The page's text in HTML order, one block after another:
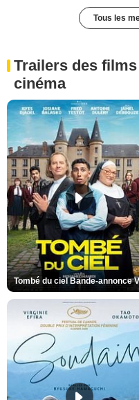
Tous les
Trailers des
cinéma
Tombé du ciel Bande-annonce